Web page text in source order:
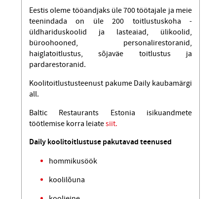
Eestis oleme tööandjaks üle 700 töötajale ja meie
teenindada on üle 200 toitlustuskoha -
üldhariduskoolid ja lasteaiad, ülikoolid,
büroohooned, personalirestoranid,
haiglatoitlustus, sõjaväe toitlustus ja
pardarestoranid.
Koolitoitlustusteenust pakume Daily kaubamärgi
all.
Baltic Restaurants Estonia isikuandmete
töötlemise korra leiatesiit.
Daily koolitoitlustuse pakutavad teenused
hommikusöök
koolilõuna